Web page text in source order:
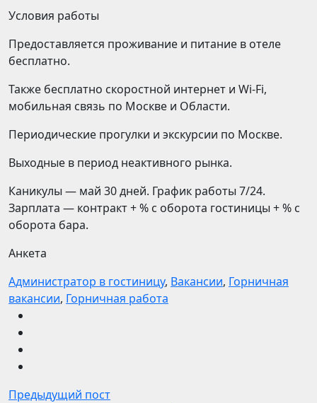
Условия работы
Предоставляется проживание и питание в отеле
бесплатно.
Также бесплатно скоростной интернет и Wi-Fi,
мобильная связь по Москве и Области.
Периодические прогулки и экскурсии по Москве.
Выходные в период неактивного рынка.
Каникулы — май 30 дней. График работы 7/24.
Зарплата — контракт + % с оборота гостиницы + % с
оборота бара.
Анкета
Администратор в гостиницу, Вакансии, Горничная
вакансии, Горничная работа
Предыдущий пост